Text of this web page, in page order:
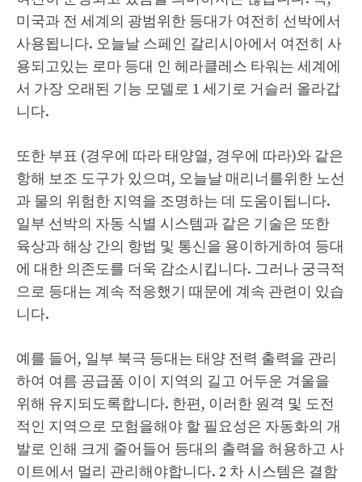
미국과 전 세계의 광범위한 등대가 여전히 선박에서
사용됩니다. 오늘날 스페인 갈리시아에서 여전히 사
용되고있는 로마 등대 인 헤라클레스 타워는 세계에
서 가장 오래된 기능 모델로 1 세기로 거슬러 올라갑
니다.
또한 부표 (경우에 따라 태양열, 경우에 따라)와 같은
항해 보조 도구가 있으며, 오늘날 매리너를위한 노선
과 물의 위험한 지역을 조명하는 데 도움이됩니다.
일부 선박의 자동 식별 시스템과 같은 기술은 또한
육상과 해상 간의 항법 및 통신을 용이하게하여 등대
에 대한 의존도를 더욱 감소시킵니다. 그러나 궁극적
으로 등대는 계속 적응했기 때문에 계속 관련이 있습
니다.
예를 들어, 일부 북극 등대는 태양 전력 출력을 관리
하여 여름 공급품 이이 지역의 길고 어두운 겨울을
위해 유지되도록합니다. 한편, 이러한 원격 및 도전
적인 지역으로 모험을해야 할 필요성은 자동화의 개
발로 인해 크게 줄어들어 등대의 출력을 허용하고 사
이트에서 멀리 관리해야합니다. 2 차 시스템은 결함